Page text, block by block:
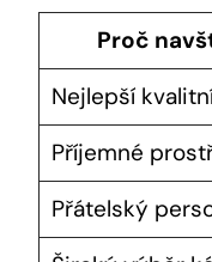
Proč
Nejlepší
Příjemné
Přátelský